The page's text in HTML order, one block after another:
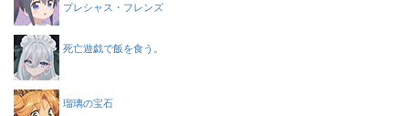
プレシャス・フレンズ
死亡遊戯で飯を食う。
瑠璃の宝石